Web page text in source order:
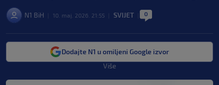
N1 BiH 10. maj. 2026. 21:55 SVIJET 0
Dodajte N1 u omiljeni Google izvor
Više